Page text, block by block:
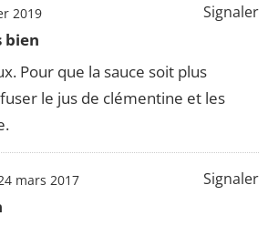
Signaler
2019
bien
Pour que la sauce soit plus
le jus de clémentine et les
Signaler
mars 2017